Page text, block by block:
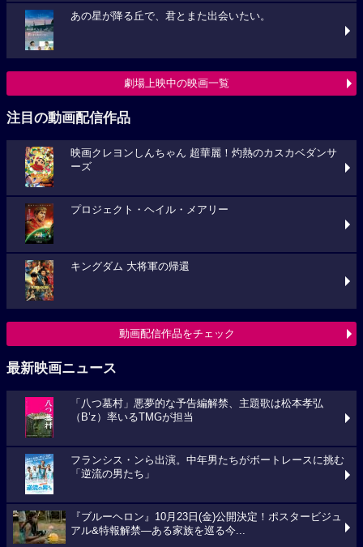
あの星が降る丘で、君とまた出会いたい。
劇場上映中の映画一覧
注目の動画配信作品
映画クレヨンしんちゃん 超華麗！灼熱のカスカベダンサ
ーズ
プロジェクト・ヘイル・メアリー
キングダム 大将軍の帰還
動画配信作品をチェック
最新映画ニュース
「八つ墓村」悪夢的な予告編解禁、主題歌は松本孝弘
（B’z）率いるTMGが担当
フランシス・ンら出演。中年男たちがボートレースに挑む
「逆流の男たち」
『ブルーヘロン』10月23日(金)公開決定！ポスタービジュ
アル&特報解禁―ある家族を巡る今...